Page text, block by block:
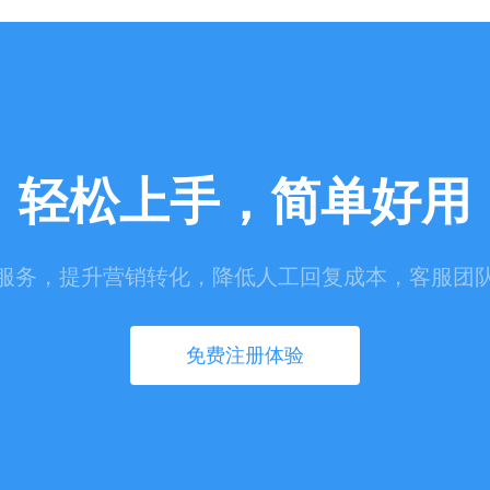
轻松上手，简单好用
务，提升营销转化，降低人工回复成本，客服团
免费注册体验